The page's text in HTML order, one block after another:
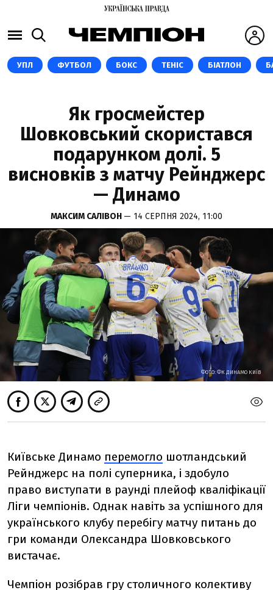
УПЛ ФУТБОЛ БОКС ТЕНІС БІАТЛОН
Як гросмейстер
Шовковський скористався
подарунком долі. 5
висновків з матчу Рейнджерс
— Динамо
МАКСИМ САЛІВОН — 14 СЕРПНЯ 2024, 11:00
ФОТО: ФК ДИНАМО КИЇВ
Київське Динамо перемогло шотландський
Рейнджерс на полі суперника, і здобуло
право виступати в раунді плейоф кваліфікації
Ліги чемпіонів. Однак навіть за успішного для
українського клубу перебігу матчу питань до
гри команди Олександра Шовковського
вистачає.
Чемпіон розібрав гру столичного колективу